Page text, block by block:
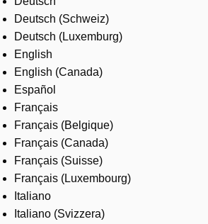
Where to buy
Contact us
Careers
Deutsch (Schweiz)
Deutsch (Luxemburg)
English
English (Canada)
Español
Français
Français (Belgique)
Français (Canada)
Français (Suisse)
Français (Luxembourg)
Italiano
Italiano (Svizzera)